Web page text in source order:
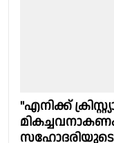
"എനിക്ക്
സഹോദരിയുടെ